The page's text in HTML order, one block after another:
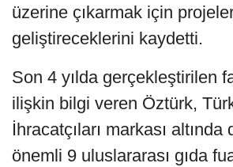
üzerine çıkarmak için
geliştireceklerini kaydetti.
Son 4 yılda gerçekleştirilen
ilişkin bilgi veren Öztürk,
İhracatçıları markası altında
önemli 9 uluslararası gıda